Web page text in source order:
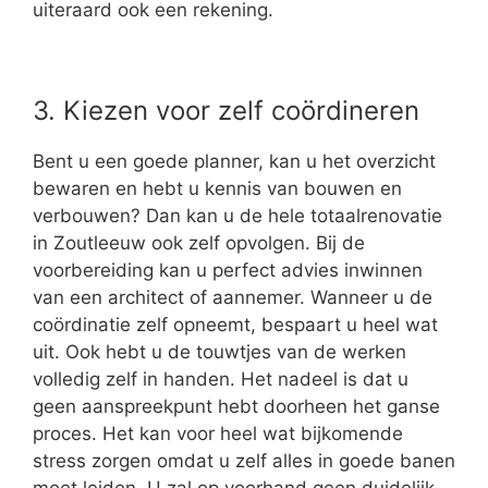
uiteraard ook een rekening.
3. Kiezen voor zelf coördineren
Bent u een goede planner, kan u het overzicht
bewaren en hebt u kennis van bouwen en
verbouwen? Dan kan u de hele totaalrenovatie
in Zoutleeuw ook zelf opvolgen. Bij de
voorbereiding kan u perfect advies inwinnen
van een architect of aannemer. Wanneer u de
coördinatie zelf opneemt, bespaart u heel wat
uit. Ook hebt u de touwtjes van de werken
volledig zelf in handen. Het nadeel is dat u
geen aanspreekpunt hebt doorheen het ganse
proces. Het kan voor heel wat bijkomende
stress zorgen omdat u zelf alles in goede banen